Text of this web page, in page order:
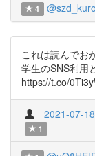
4
これは読んでお
学生のSNS利用
https://t.co/
2021-07-
1